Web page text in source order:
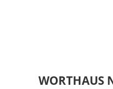
Inhalte,
WORTHAUS